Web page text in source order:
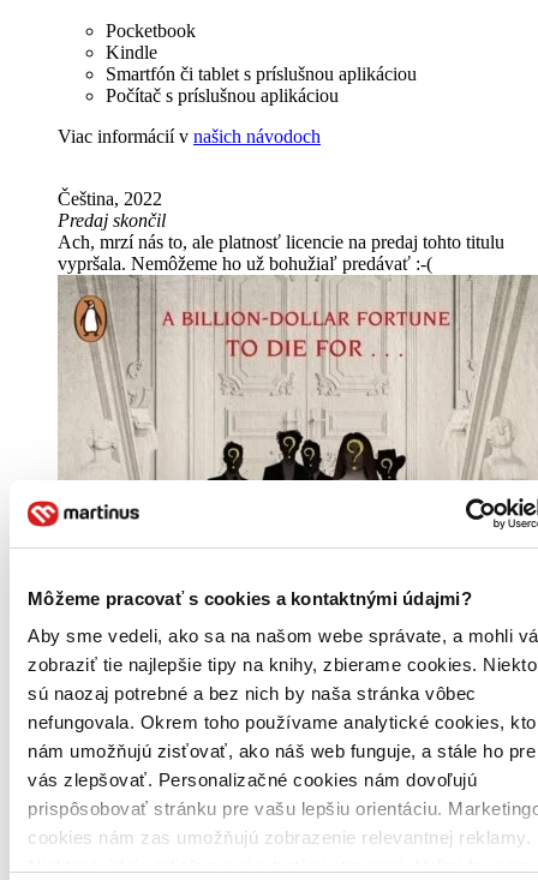
Môžeme pracovať s cookies a kontaktnými údajmi?
Aby sme vedeli, ako sa na našom webe správate, a mohli
zobraziť tie najlepšie tipy na knihy, zbierame cookies.
sú naozaj potrebné a bez nich by naša stránka vôbec
nefungovala. Okrem toho používame analytické cookies,
nám umožňujú zisťovať, ako náš web funguje, a stále ho pre
vás zlepšovať. Personalizačné cookies nám dovoľujú
prispôsobovať stránku pre vašu lepšiu orientáciu.
cookies nám zas umožňujú zobrazenie relevantnej reklamy.
Pocketbook
Kindle
Smartfón či tablet s príslušnou aplikáciou
Počítač s príslušnou aplikáciou
Viac informácií v našich návodoch
Čeština, 2022
Predaj skončil
Ach, mrzí nás to, ale platnosť licencie na predaj tohto titulu
vypršala. Nemôžeme ho už bohužiaľ predávať :-(